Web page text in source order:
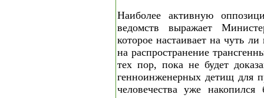
Наиболее активную
ведомств выражает
которое настаивает на чуть ли
на распространение
тех пор, пока не будет
генноинженерных детищ для
человечества уже